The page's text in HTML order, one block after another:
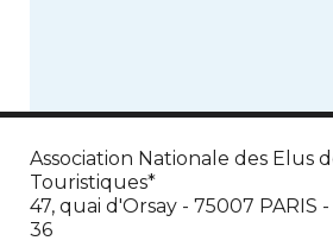
Association Nationale des Elus
Touristiques*
47, quai d'Orsay - 75007 PARIS -
36